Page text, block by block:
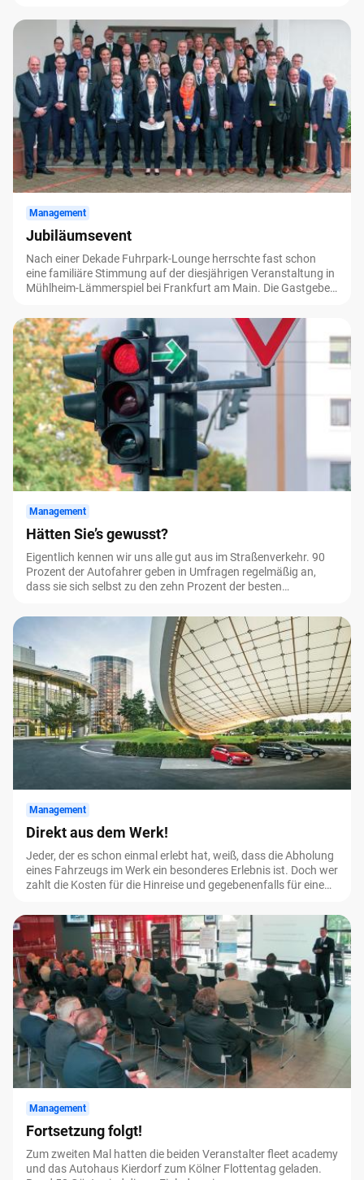
werden. Wir haben flottenrelevante Informationen
zusammengetragen.
Management
Jubiläumsevent
Nach einer Dekade Fuhrpark-Lounge herrschte fast schon
eine familiäre Stimmung auf der diesjährigen Veranstaltung in
Mühlheim-Lämmerspiel bei Frankfurt am Main. Die Gastgeber,
hatten dafür gesorgt, dass sich die Gäste in vertrauter Runde
über die neuesten Entwicklungen in der Branche austauschen
konnten. Wie in jedem Jahr stand eine Vielzahl von
interessanten Vorträgen zu den unterschiedlichsten Themen
im Zentrum der Veranstaltung.
Management
Hätten Sie’s gewusst?
Eigentlich kennen wir uns alle gut aus im Straßenverkehr. 90
Prozent der Autofahrer geben in Umfragen regelmäßig an,
dass sie sich selbst zu den zehn Prozent der besten
außerdem ändern sich gelegentlich Verkehrsregelungen und
die theoretische Prüfung ist ohnehin lange her. Die kleinen
Gemeinheiten im Verkehrsrecht beleuchten wir regelmäßig in
unserer Rubrik.
Management
Direkt aus dem Werk!
Jeder, der es schon einmal erlebt hat, weiß, dass die Abholung
eines Fahrzeugs im Werk ein besonderes Erlebnis ist. Doch wer
zahlt die Kosten für die Hinreise und gegebenenfalls für eine
das Ganze als Arbeits- oder Urlaubszeit verbucht?
Flottenmanagement beantwortet mithilfe von Experten diese
und einige weitere Fragen.
Management
Fortsetzung folgt!
Zum zweiten Mal hatten die beiden Veranstalter fleet academy
und das Autohaus Kierdorf zum Kölner Flottentag geladen.